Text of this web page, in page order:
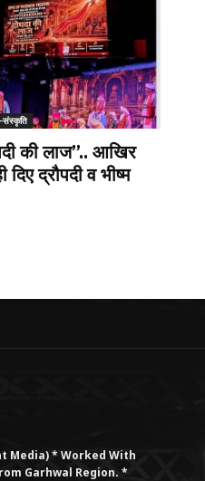
संस्कृति
की लाज”.. आखिर
दिए द्रौपदी व भीष्म
Media) * Worked With
Garhwal Region. *